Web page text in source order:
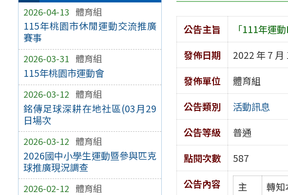
2026-04-13 體育組
115年桃園市休閒運動交流推廣
賽事
2026-03-31 體育組
115年桃園市運動會
2026-03-12 體育組
銘傳足球深耕在地社區(03月29
日場次
2026-03-12 體育組
2026國中小學生運動暨參與匹克
球推廣現況調查
2026-02-12 體育組
公告主旨
「111年運
發佈日期
2022 年 7 月
發佈單位
體育組
公告類別
活動訊息
公告等級
普通
點閱次數
587
公告內容
主
轉知